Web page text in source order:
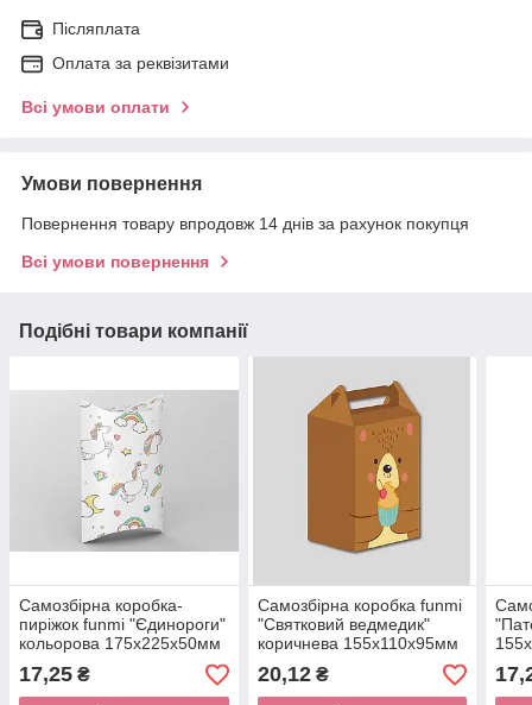
Післяплата
Оплата за реквізитами
Всі умови оплати
Умови повернення
Повернення товару впродовж 14 днів за рахунок покупця
Всі умови повернення
Подібні товари компанії
Самозбірна коробка-
пиріжок funmi "Єдинороги"
кольорова 175х225х50мм
(1 шт.)
17,25 ₴
Самозбірна коробка funmi
"Святковий ведмедик"
коричнева 155х110х95мм
(1 шт.)
20,12₴